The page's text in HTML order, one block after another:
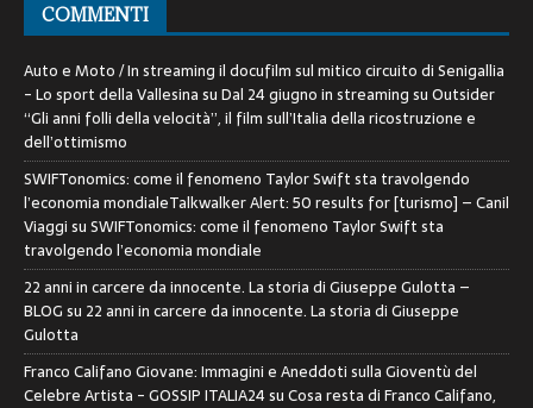
COMMENTI
Auto e Moto / In streaming il docufilm sul mitico circuito di Senigallia
- Lo sport della VallesinasuDal 24 giugno in streaming su Outsider
“Gli anni folli della velocità”, il film sull’Italia della ricostruzione e
dell’ottimismo
SWIFTonomics: come il fenomeno Taylor Swift sta travolgendo
l’economia mondialeTalkwalker Alert: 50 results for [turismo] – Canil
ViaggisuSWIFTonomics: come il fenomeno Taylor Swift sta
travolgendo l’economia mondiale
22 anni in carcere da innocente. La storia di Giuseppe Gulotta –
BLOGsu 22 anni in carcere da innocente. La storia di Giuseppe
Gulotta
Franco Califano Giovane: Immagini e Aneddoti sulla Gioventù del
Celebre Artista - GOSSIP ITALIA24suCosa resta di Franco Califano,